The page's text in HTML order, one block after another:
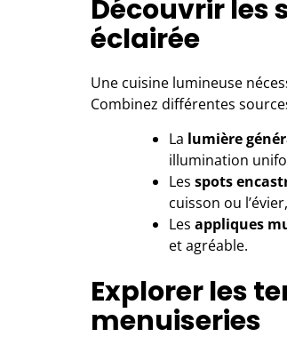
Découvrir les
éclairée
Une cuisine lumineuse
Combinez différentes
La lumière
illumination
Les spots
cuisson ou
Les appliques
et agréable.
Explorer les
menuiseries